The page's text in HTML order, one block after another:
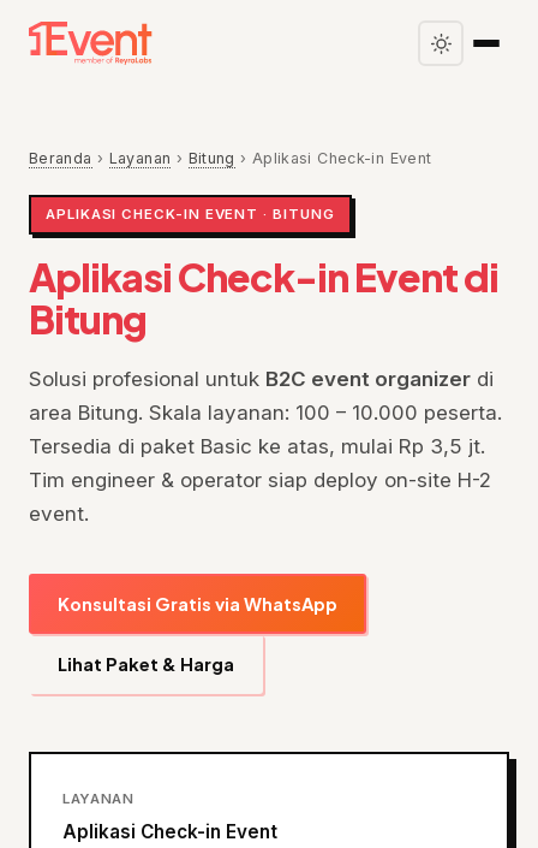
Beranda › Layanan › Bitung › Aplikasi Check-in Event
APLIKASI CHECK-IN EVENT · BITUNG
Aplikasi Check-in Event di
Bitung
Solusi profesional untuk B2C event organizer di
area Bitung. Skala layanan: 100 – 10.000 peserta.
Tersedia di paket Basic ke atas, mulai Rp 3,5 jt.
Tim engineer & operator siap deploy on-site H-2
event.
Konsultasi Gratis via WhatsApp
Lihat Paket & Harga
LAYANAN
Aplikasi Check-in Event